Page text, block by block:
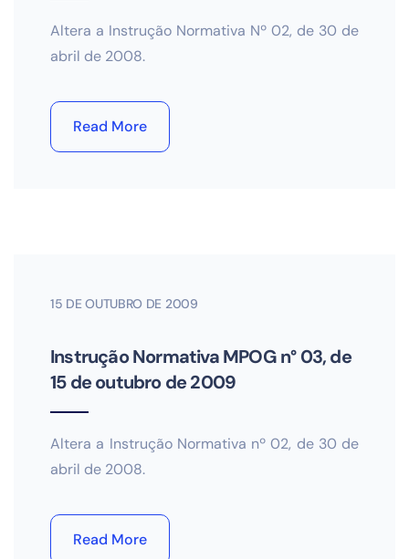
Altera a Instrução Normativa Nº 02, de 30 de
abril de 2008.
Read More
15 DE OUTUBRO DE 2009
Instrução Normativa MPOG n° 03, de
15 de outubro de 2009
Altera a Instrução Normativa nº 02, de 30 de
abril de 2008.
Read More